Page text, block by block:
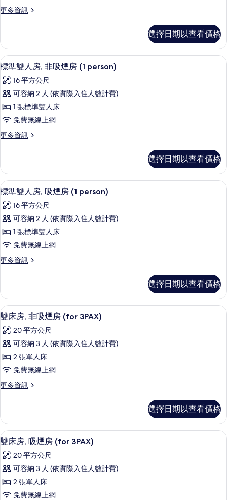
片
房,
吸
煙
房
(1
person)
的
所
有
更多資訊
更
雙
人
房,
吸
煙
(1
person)
詳
選擇日期以查看價格
顯
示
標
準
雙
房,
吸
煙
房
(1
person)
的
所
有
高級寢具、羽絨被、書桌、遮光布/窗
4
標準雙人房, 非吸煙房 (1 person)
16 平方公尺
可容納 2 人 (依實際入住人數計費)
1 張標準雙人床
免費無線上網
更多資訊
更
雙
人
房,
吸
煙
(1
person)
詳
選擇日期以查看價格
顯
示
標
準
雙
房,
煙
房
(1
person)
的
所
有
相
高級寢具、羽絨被、書桌、遮光布/窗
4
標準雙人房, 吸煙房 (1 person)
16 平方公尺
可容納 2 人 (依實際入住人數計費)
1 張標準雙人床
免費無線上網
更多資訊
更
雙
人
房,
煙
房
person)
的
情
選擇日期以查看價格
顯
示
雙
床
房,
吸
房
(for
3PAX)
的
所
有
相
高級寢具、羽絨被、書桌、遮光布/窗
4
雙床房, 非吸煙房 (for 3PAX)
20 平方公尺
可容納 3 人 (依實際入住人數計費)
2 張單人床
免費無線上網
更多資訊
更
房,
非
吸
房
(for
的
詳
選擇日期以查看價格
顯
示
雙
床
房,
高級寢具、羽絨被、書桌、遮光布/窗
4
雙床房, 吸煙房 (for 3PAX)
20 平方公尺
可容納 3 人 (依實際入住人數計費)
2 張單人床
免費無線上網